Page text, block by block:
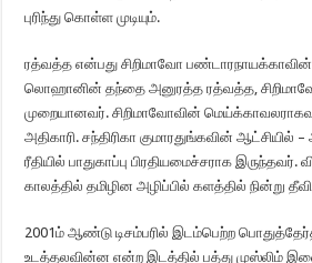
புரிந்து கொள்ள முடியும்.
ரத்வத்த என்பது சிறிமாவோ பண்டாரநாயக்காவின்
லொஹானின் தந்தை அனுரத்த ரத்வத்த,
முறையானவர். சிறிமாவோவின்
அதிகாரி. சந்திரிகா குமாரதுங்கவின்
ரீதியில் பாதுகாப்பு பிரதியமைச்சராக இருந்தவர்.
காலத்தில் தமிழின அழிப்பில் களத்தில் நின்று
2001ம் ஆண்டு டிசம்பரில் இடம்பெற்ற
உடத்தலவின்ன என்ற இடத்தில் பத்து முஸ்லிம்